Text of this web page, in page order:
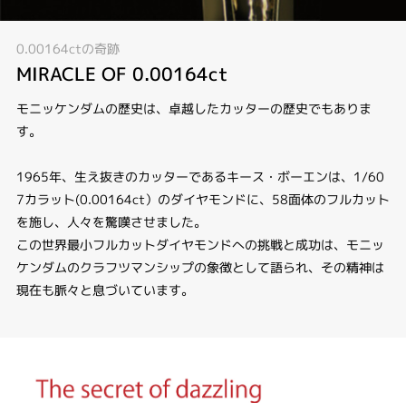
0.00164ctの奇跡
MIRACLE OF 0.00164ct
モニッケンダムの歴史は、卓越したカッターの歴史でもありま
す。
1965年、生え抜きのカッターであるキース・ボーエンは、1/60
7カラット(0.00164ct）のダイヤモンドに、58面体のフルカット
を施し、人々を驚嘆させました。
この世界最小フルカットダイヤモンドへの挑戦と成功は、モニッ
ケンダムのクラフツマンシップの象徴として語られ、その精神は
現在も脈々と息づいています。